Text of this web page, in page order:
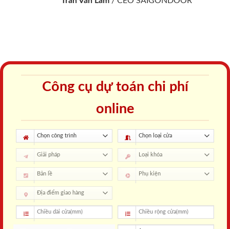
Công cụ dự toán chi phí
online